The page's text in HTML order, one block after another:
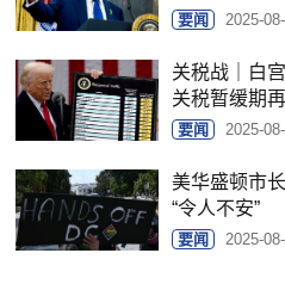
要闻 2025-
关税战｜白
关税暂缓期
要闻 2025-
美华盛顿市
“令人不安”
要闻 2025-